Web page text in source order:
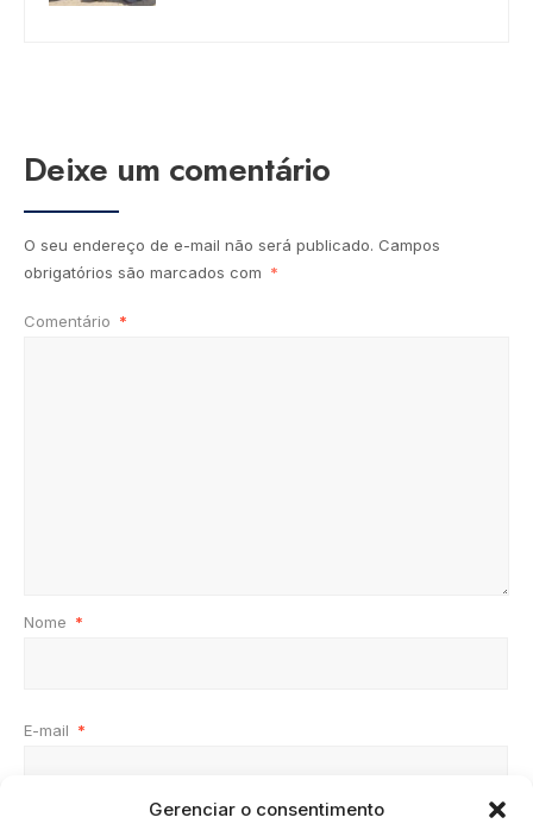
Gerenciar o consentimento
Deixe um comentário
O seu endereço de e-mail não será publicado. Campos
obrigatórios são marcados com *
Comentário *
Nome *
E-mail *